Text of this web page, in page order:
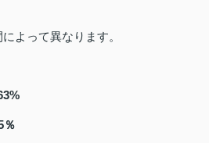
よって異なります。
％